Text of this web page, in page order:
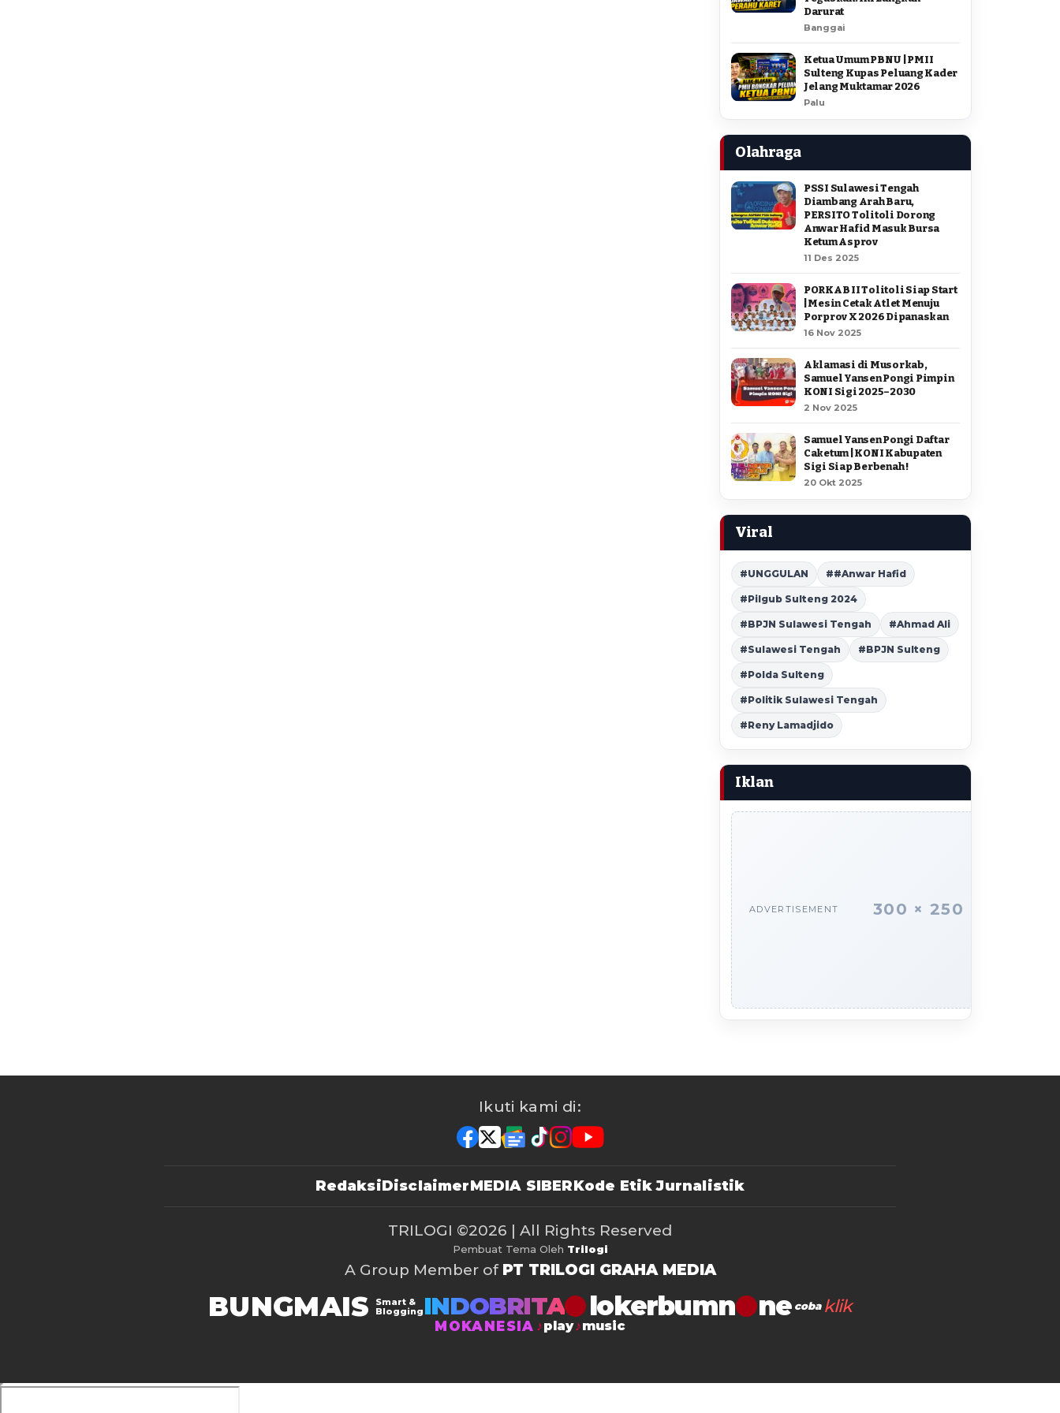
Darurat
Banggai
Ketua Umum PBNU | PMII
Sulteng Kupas Peluang Kader
Jelang Muktamar 2026
Palu
Olahraga
PSSI Sulawesi Tengah
Diambang Arah Baru,
PERSITO Tolitoli Dorong
Anwar Hafid Masuk Bursa
Ketum Asprov
11 Des 2025
PORKAB II Tolitoli Siap Start
| Mesin Cetak Atlet Menuju
Porprov X 2026 Dipanaskan
16 Nov 2025
Aklamasi di Musorkab,
Samuel Yansen Pongi Pimpin
KONI Sigi 2025–2030
2 Nov 2025
Samuel Yansen Pongi Daftar
Caketum | KONI Kabupaten
Sigi Siap Berbenah !
20 Okt 2025
Viral
#UNGGULAN ##Anwar Hafid
#Pilgub Sulteng 2024
#BPJN Sulawesi Tengah #Ahmad Ali
#Sulawesi Tengah #BPJN Sulteng
#Polda Sulteng
#Politik Sulawesi Tengah
#Reny Lamadjido
Iklan
ADVERTISEMENT 300 × 250
Ikuti kami di:
RedaksiDisclaimerMEDIA SIBERKode Etik Jurnalistik
TRILOGI ©2026 | All Rights Reserved
Pembuat Tema Oleh Trilogi
A Group Member of PT TRILOGI GRAHA MEDIA
BUNGMAIS
Smart &
Blogging INDOBRITA lokerbumn coba klik
MOKANESIA play music